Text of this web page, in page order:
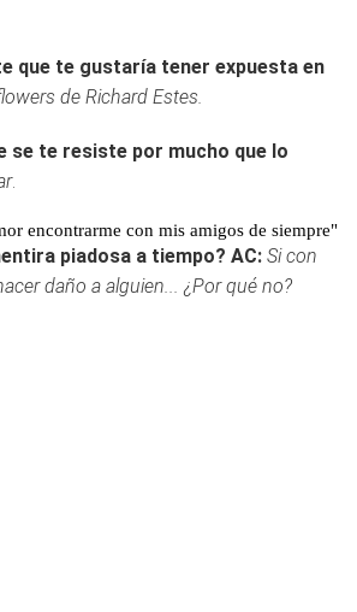
que te gustaría tener expuesta en
de Richard Estes.
se te resiste por mucho que lo
.
encontrarme con mis amigos de siempre"
piadosa a tiempo? AC: Si con
daño a alguien... ¿Por qué no?